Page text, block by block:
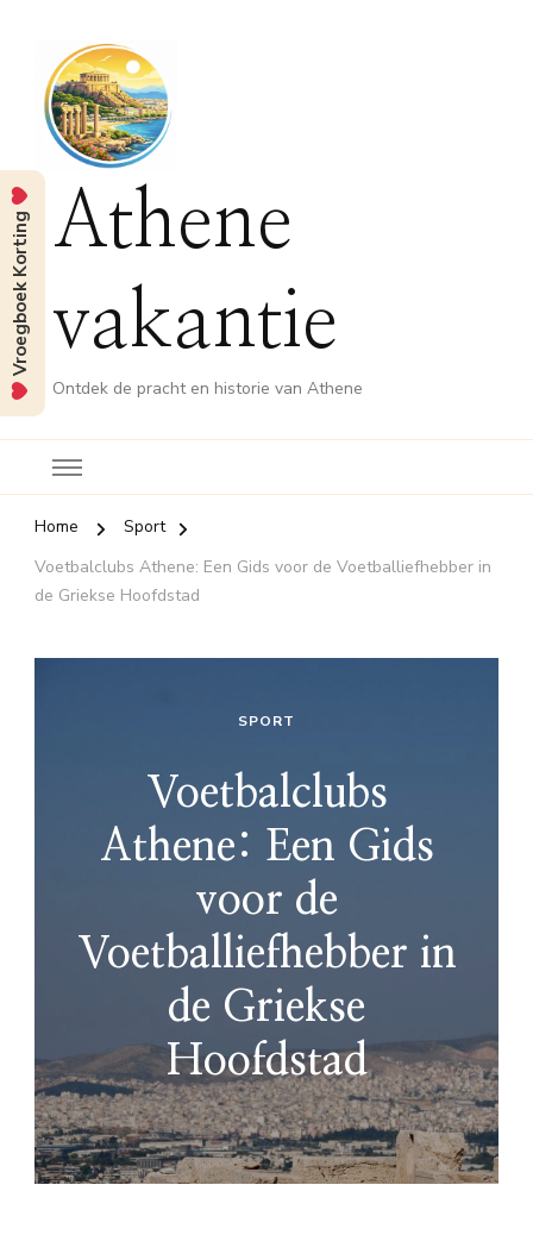
Athene
vakantie
Ontdek de pracht en historie van Athene
Home
Sport
Voetbalclubs Athene: Een Gids voor de Voetballiefhebber in
de Griekse Hoofdstad
SPORT
Voetbalclubs
Athene: Een Gids
voor de
Voetballiefhebber in
de Griekse
Hoofdstad
Vroegboek Korting